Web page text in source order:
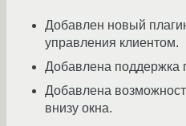
Добавлен новый
управления клиентом.
Добавлена поддержка
Добавлена
внизу окна.